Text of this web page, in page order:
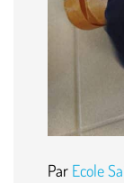
Par Ecole